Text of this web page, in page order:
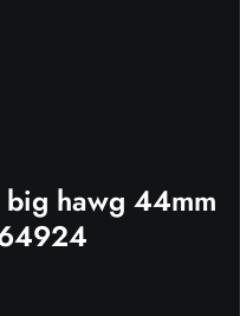
hawg 44mm